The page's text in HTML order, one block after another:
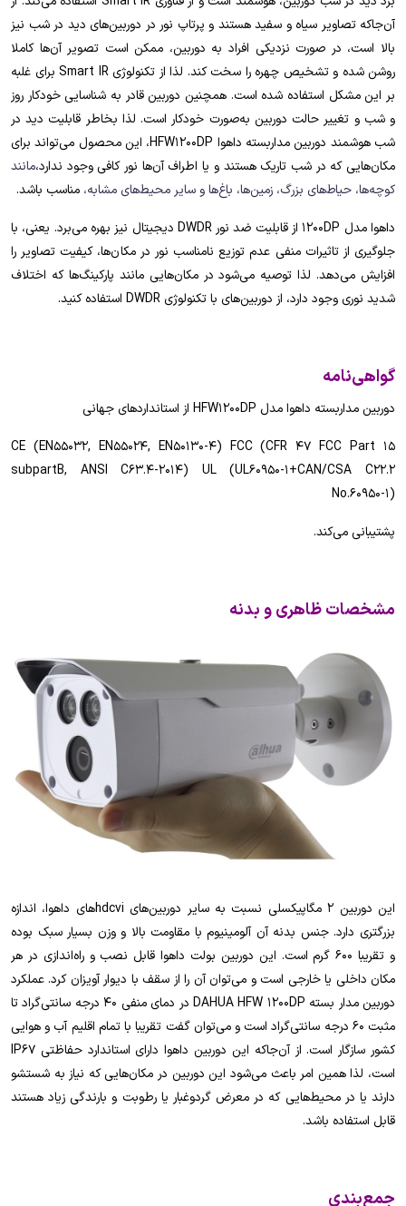
آن‌جاکه تصاویر سیاه و سفید هستند و پرتاپ نور در دوربین‌های دید در شب نیز
بالا است، در صورت نزدیکی افراد به دوربین، ممکن است تصویر آن‌ها کاملا
روشن شده و تشخیص چهره را سخت کند. لذا از تکنولوژی Smart IR برای غلبه
بر این مشکل استفاده شده است. همچنین دوربین قادر به شناسایی خودکار روز
و شب و تغییر حالت دوربین به‌صورت خودکار است. لذا بخاطر قابلیت دید در
شب هوشمند دوربین مداربسته داهوا HFW1200DP، این محصول می‌تواند برای
مکان‌هایی که در شب تاریک هستند و یا اطراف آن‌ها نور کافی وجود ندارد،مانند
کوچه‌ها، حیاط‌های بزرگ، زمین‌ها، باغ‌ها و سایر محیط‌های مشابه، مناسب باشد.
داهوا مدل 1200DP از قابلیت ضد نور DWDR دیجیتال نیز بهره می‌برد. یعنی، با
جلوگیری از تاثیرات منفی عدم توزیع نامناسب نور در مکان‌ها، کیفیت تصاویر را
افزایش می‌دهد. لذا توصیه می‌شود در مکان‌هایی مانند پارکینگ‌ها که اختلاف
شدید نوری وجود دارد، از دوربین‌های با تکنولوژی DWDR استفاده کنید.
گواهی‌نامه
دوربین مداربسته داهوا مدل HFW1200DP از استانداردهای جهانی
CE (EN55032, EN55024, EN50130-4) FCC (CFR 47 FCC Part 15
subpartB, ANSI C63.4-2014) UL (UL60950-1+CAN/CSA C22.2
No.60950-1)
پشتیبانی می‌کند.
مشخصات ظاهری و بدنه
این دوربین 2 مگاپیکسلی نسبت به سایر دوربین‌های hdcviهای داهوا، اندازه
بزرگتری دارد. جنس بدنه آن آلومینیوم با مقاومت بالا و وزن بسیار سبک بوده
و تقریبا 600 گرم است. این دوربین بولت داهوا قابل نصب و راه‌اندازی در هر
مکان داخلی یا خارجی است و می‌توان آن را از سقف با دیوار آویزان کرد. عملکرد
دوربین مدار بسته DAHUA HFW 1200DP در دمای منفی 40 درجه سانتی‌گراد تا
مثبت 60 درجه سانتی‌گراد است و می‌توان گفت تقریبا با تمام اقلیم آب و هوایی
کشور سازگار است. از آن‌جاکه این دوربین داهوا دارای استاندارد حفاظتی IP67
است، لذا همین امر باعث می‌شود این دوربین در مکان‌هایی که نیاز به شستشو
دارند یا در محیط‌هایی که در معرض گردوغبار یا رطوبت و بارندگی زیاد هستند
قابل استفاده باشد.
جمع‌بندی